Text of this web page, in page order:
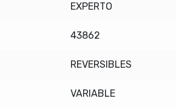
EXPERTO
43862
REVERSIBLES
VARIABLE